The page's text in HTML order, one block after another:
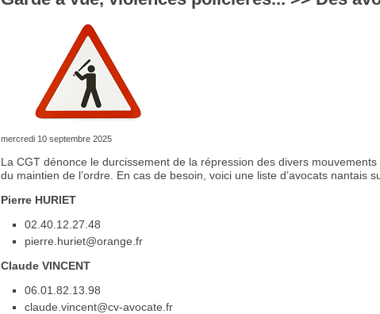
mercredi 10 septembre 2025
La CGT dénonce le durcissement de la répression des divers
du maintien de l’ordre. En cas de besoin, voici une liste d’avocats nantais
Pierre HURIET
02.40.12.27.48
pierre.huriet@orange.fr
Claude VINCENT
06.01.82.13.98
claude.vincent@cv-avocate.fr